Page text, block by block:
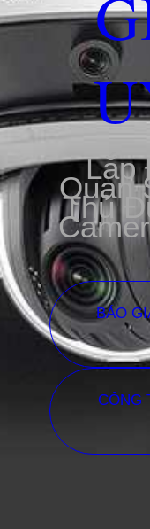
Lắp
Quan
Thủ
BÁO
CÔNG